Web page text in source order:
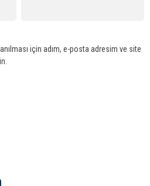
için adım, e-posta adresim ve site